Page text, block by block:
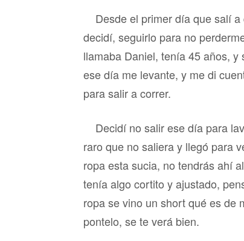
Desde el primer día que salí
decidí, seguirlo para no
llamaba Daniel, tenía 45 años,
ese día me levante, y me di
para salir a correr.
Decidí no salir ese día para
raro que no saliera y llegó para
ropa esta sucia, no tendrás ahí
tenía algo cortito y ajustado,
ropa se vino un short qué es de
pontelo, se te verá bien.